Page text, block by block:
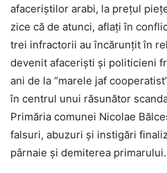
afaceriștilor arabi, la preţul
zice că de atunci, aflaţi în
trei infractorii au încărunţit în
devenit afaceriști și politicieni
ani de la “marele jaf
în centrul unui răsunător
Primăria comunei Nicolae
falsuri, abuzuri și instigări
pârnaie și